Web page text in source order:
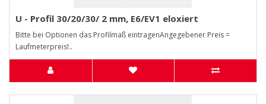
U - Profil 30/20/30/ 2 mm, E6/EV1 eloxiert
Bitte bei Optionen das Profilmaß eintragenAngegebener Preis =
Laufmeterpreis!..